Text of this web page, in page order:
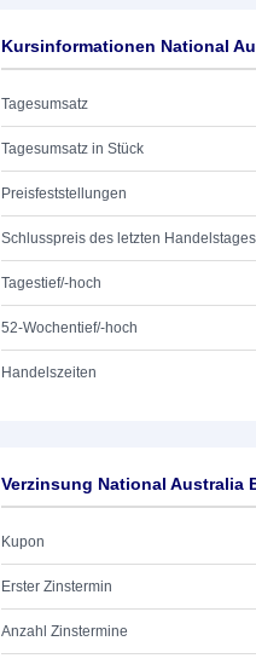
Kursinformationen National
Tagesumsatz
Tagesumsatz in Stück
Preisfeststellungen
Schlusspreis des letzten Handelstages
Tagestief/-hoch
52-Wochentief/-hoch
Handelszeiten
Verzinsung National Australia
Kupon
Erster Zinstermin
Anzahl Zinstermine